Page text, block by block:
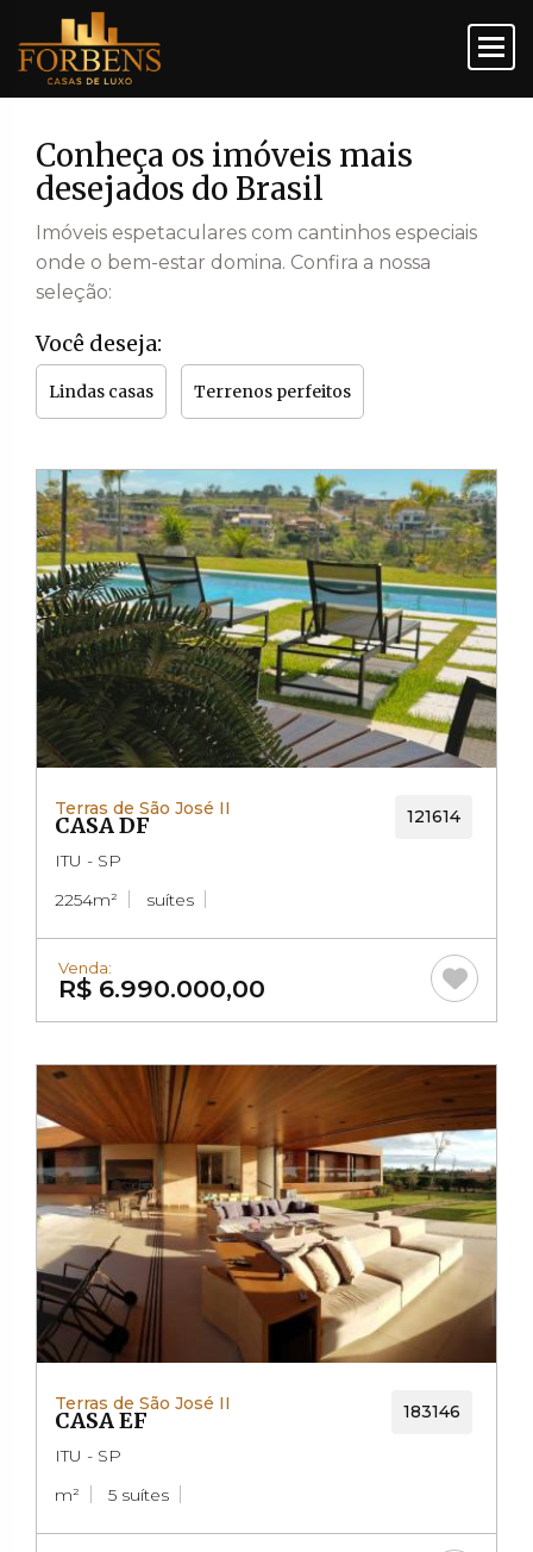
Conheça os imóveis mais
desejados do Brasil
Imóveis espetaculares com cantinhos especiais
onde o bem-estar domina. Confira a nossa
seleção:
Você deseja:
Lindas casas Terrenos perfeitos
Terras de São José II
CASA DF
ITU - SP
121614
2254m² suítes
Venda:
R$ 6.990.000,00
Terras de São José II
CASA EF
ITU - SP
183146
m² 5 suítes